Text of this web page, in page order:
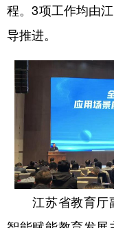
程。3项工作均由
导推进。
江苏省教育厅